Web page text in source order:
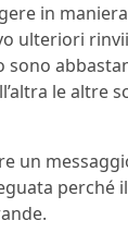
in
ulteriori
sono
le altre
un
perché il